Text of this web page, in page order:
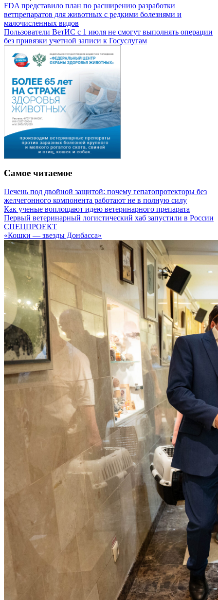
FDA представило план по расширению разработки
ветпрепаратов для животных с редкими болезнями и
малочисленных видов
Пользователи ВетИС с 1 июля не смогут выполнять операции
без привязки учетной записи к Госуслугам
Самое читаемое
Печень под двойной защитой: почему гепатопротекторы без
желчегонного компонента работают не в полную силу
Как ученые воплощают идею ветеринарного препарата
Первый ветеринарный логистический хаб запустили в России
СПЕЦПРОЕКТ
«Кошки — звезды Донбасса»